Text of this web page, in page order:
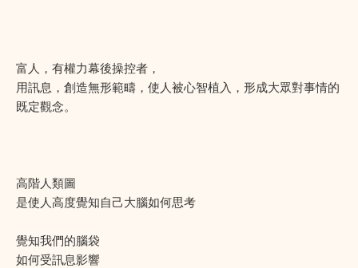
富人，有權力幕後操控者，
用訊息，創造無形範疇，使人被心智植入，形成大眾對事情的
既定觀念。
高階人類圖
是使人高度覺知自己大腦如何思考
覺知我們的腦袋
如何受訊息影響